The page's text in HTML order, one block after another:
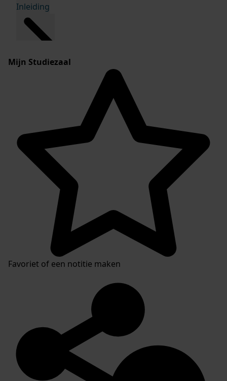
Inleiding
Mijn Studiezaal
Favoriet of een notitie maken